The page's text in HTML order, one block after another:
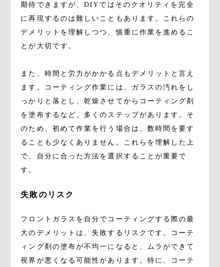
期待できますが、DIYではそのクオリティを完全
に再現するのは難しいこともあります。これらの
デメリットを理解しつつ、慎重に作業を進めるこ
とが大切です。
また、時間と労力がかかる点もデメリットと言え
ます。コーティング作業には、ガラスの汚れをし
っかりと落とし、乾燥させてからコーティング剤
を塗布するなど、多くのステップがあります。そ
のため、初めて作業を行う場合は、数時間を要す
ることも少なくありません。これらを理解した上
で、自分に合った方法を選択することが重要で
す。
失敗のリスク
フロントガラスを自分でコーティングする際の最
大のデメリットは、失敗するリスクです。コーテ
ィング剤の塗布が不均一になると、ムラができて
視界が悪くなる可能性があります。特に、コーテ